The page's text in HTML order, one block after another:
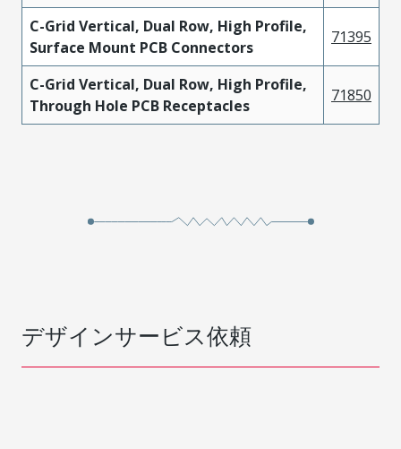
C-Grid Vertical, Dual Row, High Profile,
Surface Mount PCB Connectors
71395
C-Grid Vertical, Dual Row, High Profile,
Through Hole PCB Receptacles
71850
デザインサービス依頼